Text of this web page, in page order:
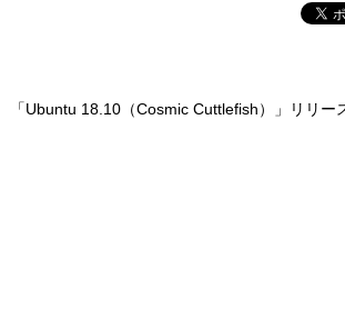
「Ubuntu 18.10（Cosmic Cuttlefish）」リリー